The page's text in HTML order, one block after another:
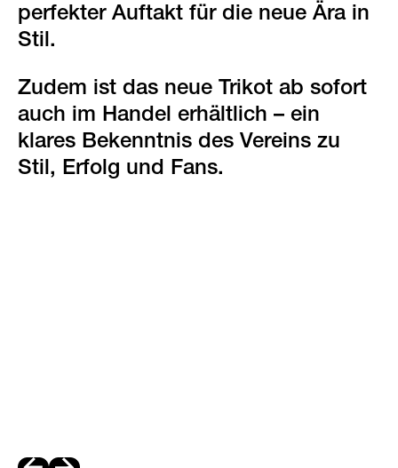
perfekter Auftakt für die neue Ära in
Stil.
Zudem ist das neue Trikot ab sofort
auch im Handel erhältlich – ein
klares Bekenntnis des Vereins zu
Stil, Erfolg und Fans.